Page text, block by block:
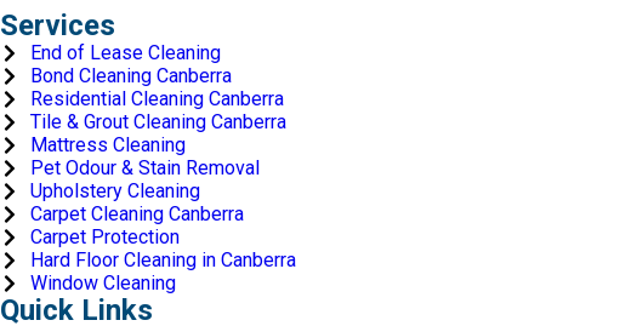
Services
End of Lease Cleaning
Bond Cleaning Canberra
Residential Cleaning Canberra
Tile & Grout Cleaning Canberra
Mattress Cleaning
Pet Odour & Stain Removal
Upholstery Cleaning
Carpet Cleaning Canberra
Carpet Protection
Hard Floor Cleaning in Canberra
Window Cleaning
Quick Links